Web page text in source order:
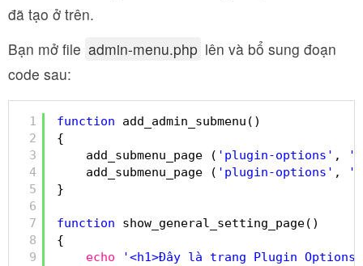
đã tạo ở trên.
Bạn mở file admin-menu.php lên và bổ sung đoạn
code sau:
1
2
3
4
5
6
7
8
9
function
add_admin_submenu()
{
add_submenu_page ( 'plugin-options' ,
add_submenu_page ( 'plugin-options' ,
}
function
show_general_setting_page()
{
echo
'<h1>Đây là trang Plugin